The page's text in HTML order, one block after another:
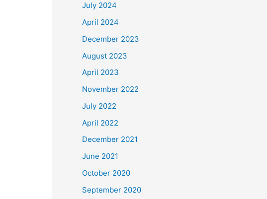
July 2024
April 2024
December 2023
August 2023
April 2023
November 2022
July 2022
April 2022
December 2021
June 2021
October 2020
September 2020